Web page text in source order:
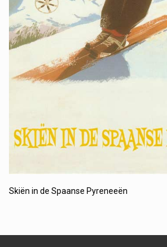
Skiën in de Spaanse Pyreneeën